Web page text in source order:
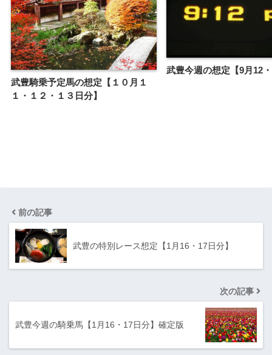
武豊騎乗予定馬の想定【１０月１
１・１２・１３日分】
武豊今週の想定【9月12
前の記事
武豊の特別レース想定【1月16・17日分】
次の記事
武豊今週の騎乗馬【1月16・17日分】確定版